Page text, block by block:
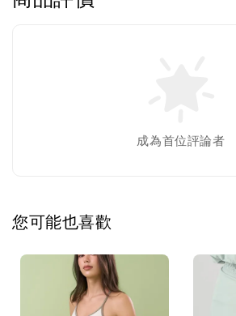
成為首位評論者
您可能也喜歡